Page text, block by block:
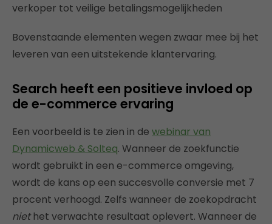
verkoper tot veilige betalingsmogelijkheden
Bovenstaande elementen wegen zwaar mee bij het
leveren van een uitstekende klantervaring.
Search heeft een positieve invloed op
de e-commerce ervaring
Een voorbeeld is te zien in de webinar van
Dynamicweb & Solteq. Wanneer de zoekfunctie
wordt gebruikt in een e-commerce omgeving,
wordt de kans op een succesvolle conversie met 7
procent verhoogd. Zelfs wanneer de zoekopdracht
niethet verwachte resultaat oplevert. Wanneer de